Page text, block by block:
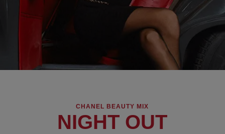
CHANEL BEAUTY MIX
NIGHT OUT